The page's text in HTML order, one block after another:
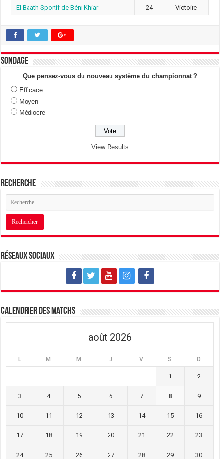
El Baath Sportif de Béni Khiar
24 Victoire
Sondage
Que pensez-vous du nouveau système du championnat ?
Efficace
Moyen
Médiocre
View Results
Recherche
Réseaux sociaux
Calendrier des matchs
août 2026
L M M J V S D
1 2
3 4 5 6 7 8 9
10 11 12 13 14 15 16
17 18 19 20 21 22 23
24 25 26 27 28 29 30